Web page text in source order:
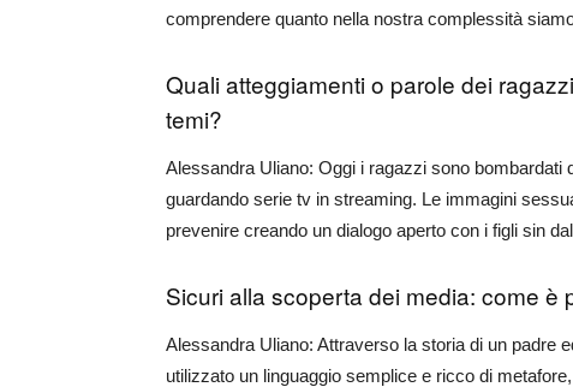
comprendere quanto nella nostra complessità
Quali atteggiamenti o parole dei
temi?
Alessandra Uliano: Oggi i ragazzi sono
guardando serie tv in streaming. Le immagini
prevenire creando un dialogo aperto con i figli sin
Sicuri alla scoperta dei media: come è
Alessandra Uliano: Attraverso la storia di un padre
utilizzato un linguaggio semplice e ricco di